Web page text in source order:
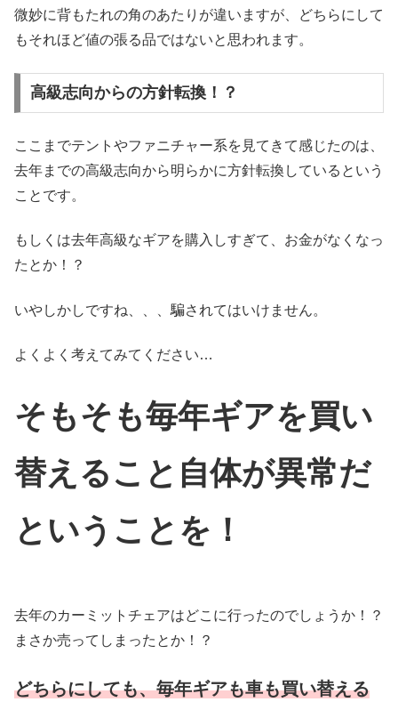
微妙に背もたれの角のあたりが違いますが、どちらにして
もそれほど値の張る品ではないと思われます。
高級志向からの方針転換！？
ここまでテントやファニチャー系を見てきて感じたのは、
去年までの高級志向から明らかに方針転換しているという
ことです。
もしくは去年高級なギアを購入しすぎて、お金がなくなっ
たとか！？
いやしかしですね、、、騙されてはいけません。
よくよく考えてみてください…
そもそも毎年ギアを買い
替えること自体が異常だ
ということを！
去年のカーミットチェアはどこに行ったのでしょうか！？
まさか売ってしまったとか！？
どちらにしても、毎年ギアも車も買い替える